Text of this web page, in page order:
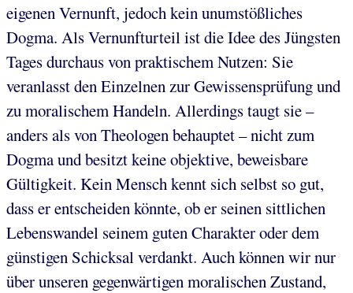
eigenen Vernunft, jedoch kein unumstößliches
Dogma. Als Vernunfturteil ist die Idee des Jüngsten
Tages durchaus von praktischem Nutzen: Sie
veranlasst den Einzelnen zur Gewissensprüfung und
zu moralischem Handeln. Allerdings taugt sie –
anders als von Theologen behauptet – nicht zum
Dogma und besitzt keine objektive, beweisbare
Gültigkeit. Kein Mensch kennt sich selbst so gut,
dass er entscheiden könnte, ob er seinen sittlichen
Lebenswandel seinem guten Charakter oder dem
günstigen Schicksal verdankt. Auch können wir nur
über unseren gegenwärtigen moralischen Zustand,